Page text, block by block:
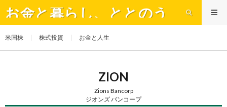
お金と暮らし、ととのう
米国株 株式投資 お金と人生
ZION
Zions Bancorp
ジオンズ バンコープ